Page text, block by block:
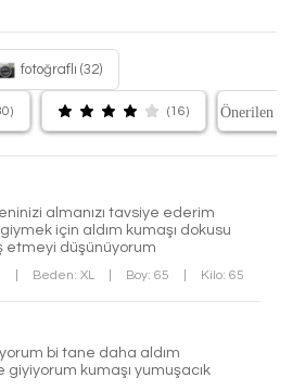
fotoğraflı (32)
(16)
almanızı tavsiye ederim
için aldım kumaşı dokusu
etmeyi düşünüyorum
Beden: XL Boy: 65 Kilo: 65
bi tane daha aldım
kumaşı yumuşacık